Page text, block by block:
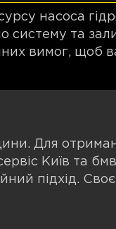
насоса
систему та
вимог, щоб
Для
Київ та бмв
підхід.